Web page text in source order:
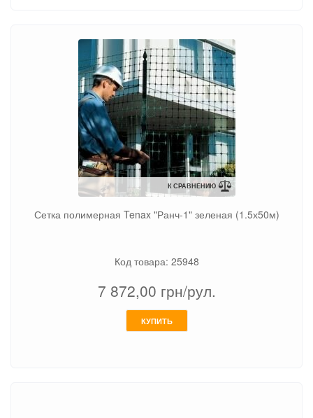
К СРАВНЕНИЮ
Сетка полимерная Tenax "Ранч-1" зеленая (1.5х50м)
Код товара: 25948
7 872,00 грн/рул.
КУПИТЬ